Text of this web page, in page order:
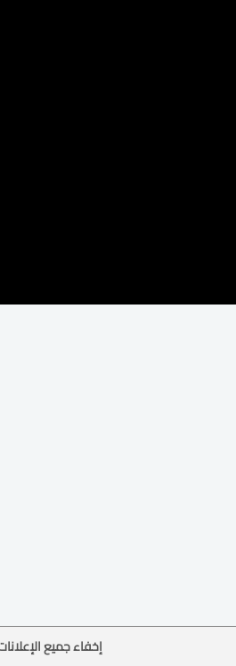
إخفاء جميع